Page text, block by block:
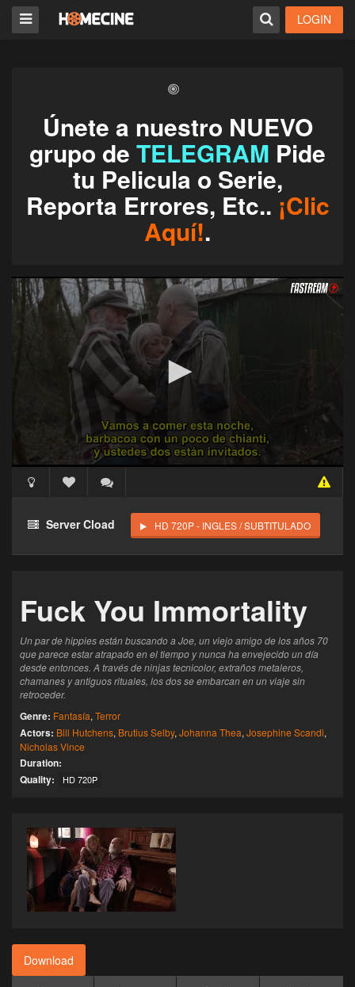
LOGIN
Únete a nuestro NUEVO
grupo de TELEGRAM Pide
tu Pelicula o Serie,
Reporta Errores, Etc.. ¡Clic
Aquí!.
Haz clic 3 veces en el botón para desbloquear este
reproductor
Clics: 0/3
Server Cload HD 720P - INGLES / SUBTITULADO
Fuck You Immortality
Un par de hippies están buscando a Joe, un viejo amigo de los años 70
que parece estar atrapado en el tiempo y nunca ha envejecido un día
desde entonces. A través de ninjas tecnicolor, extraños metaleros,
chamanes y antiguos rituales, los dos se embarcan en un viaje sin
retroceder.
Genre: Fantasía, Terror
Actors: Bill Hutchens, Brutius Selby, Johanna Thea, Josephine Scandi,
Nicholas Vince
Duration:
Quality:
HD 720P
Download